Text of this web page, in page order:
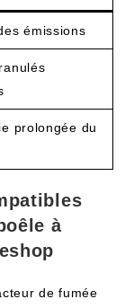
émissions
prolongée du
à
de fumée